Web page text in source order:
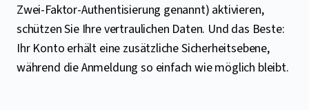
Zwei-Faktor-Authentisierung genannt) aktivieren,
schützen Sie Ihre vertraulichen Daten. Und das Beste:
Ihr Konto erhält eine zusätzliche Sicherheitsebene,
während die Anmeldung so einfach wie möglich bleibt.